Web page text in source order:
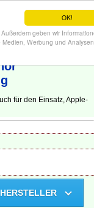
OK!
geben wir
Werbung und Analysen
Anleitung!
für den Einsatz, Apple-
HERSTELLER